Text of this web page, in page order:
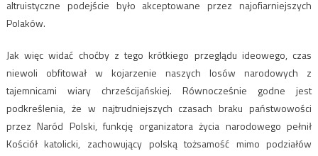
altruistyczne podejście było akceptowane przez najofiarniejszych
Polaków.
Jak więc widać choćby z tego krótkiego przeglądu ideowego, czas
niewoli obfitował w kojarzenie naszych losów narodowych z
tajemnicami wiary chrześcijańskiej. Równocześnie godne jest
podkreślenia, że w najtrudniejszych czasach braku państwowości
przez Naród Polski, funkcję organizatora życia narodowego pełnił
Kościół katolicki, zachowujący polską tożsamość mimo podziałów